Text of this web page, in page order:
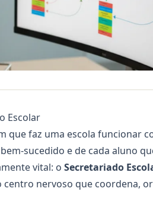
Escolar
que faz uma escola funcionar
sucedido e de cada aluno
vital: o Secretariado
nervoso que coordena,